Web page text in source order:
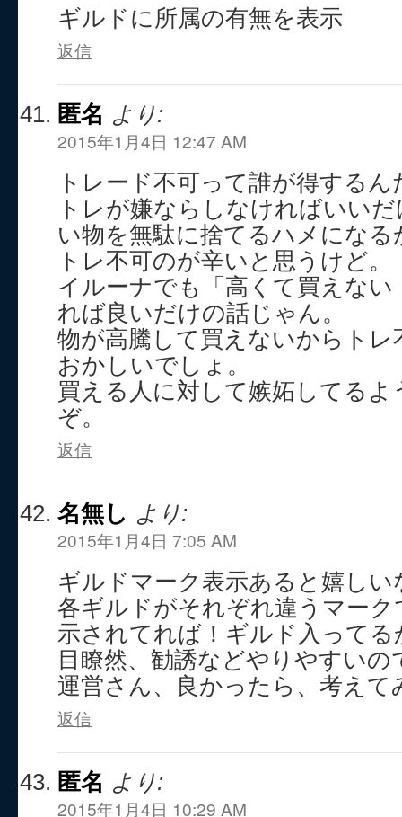
ギルドに所属の有無を表示
返信
匿名 より:
2015年1月4日 12:47 AM
トレード不可って誰が得するん
トレが嫌ならしなければいい
い物を無駄に捨てるハメになる
トレ不可のが辛いと思うけど。
イルーナでも「高くて買えな
れば良いだけの話じゃん。
物が高騰して買えないからト
おかしいでしょ。
買える人に対して嫉妬してる
ぞ。
返信
名無し より:
2015年1月4日 7:05 AM
ギルドマーク表示あると嬉しい
各ギルドがそれぞれ違うマーク
示されてれば！ギルド入って
目瞭然、勧誘などやりやすいの
運営さん、良かったら、考えて
返信
匿名 より:
2015年1月4日 10:29 AM